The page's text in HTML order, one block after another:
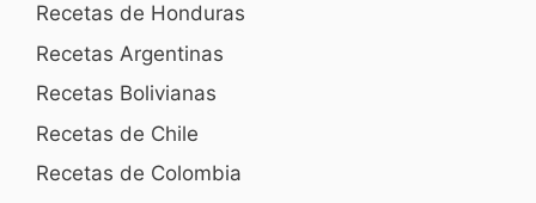
Recetas de Honduras
Recetas Argentinas
Recetas Bolivianas
Recetas de Chile
Recetas de Colombia